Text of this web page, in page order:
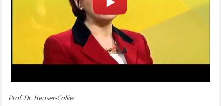
Prof. Dr. Heuser-Collier